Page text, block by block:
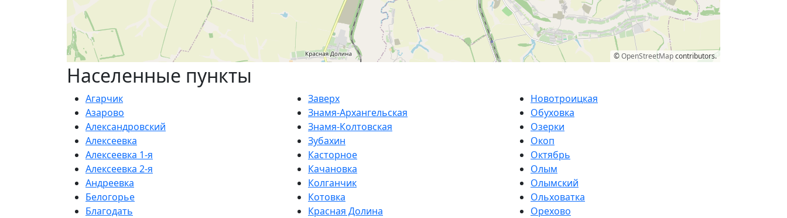
©OpenStreetMapcontributors.
Населенные пункты
Агарчик
Азарово
Александровский
Алексеевка
Алексеевка 1-я
Алексеевка 2-я
Андреевка
Белогорье
Благодать
Заверх
Знамя-Архангельская
Знамя-Колтовская
Зубахин
Касторное
Качановка
Колганчик
Котовка
Красная Долина
Новотроицкая
Обуховка
Озерки
Окоп
Октябрь
Олым
Олымский
Ольховатка
Орехово